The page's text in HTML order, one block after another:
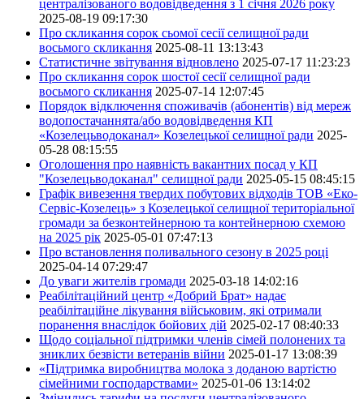
централізованого водовідведення з 1 січня 2026 року
2025-08-19 09:17:30
Про скликання сорок сьомої сесії селищної ради
восьмого скликання 2025-08-11 13:13:43
Статистичне звітування відновлено 2025-07-17 11:23:23
Про скликання сорок шостої сесії селищної ради
восьмого скликання 2025-07-14 12:07:45
Порядок відключення споживачів (абонентів) від мереж
водопостачаннята/або водовідведення КП
«Козелецьводоканал» Козелецької селищної ради 2025-
05-28 08:15:55
Оголошення про наявність вакантних посад у КП
"Козелецьводоканал" селищної ради 2025-05-15 08:45:15
Графік вивезення твердих побутових відходів ТОВ «Еко-
Сервіс-Козелець» з Козелецької селищної територіальної
громади за безконтейнерною та контейнерною схемою
на 2025 рік 2025-05-01 07:47:13
Про встановлення поливального сезону в 2025 році
2025-04-14 07:29:47
До уваги жителів громади 2025-03-18 14:02:16
Реабілітаційний центр «Добрий Брат» надає
реабілітаційне лікування військовим, які отримали
поранення внаслідок бойових дій 2025-02-17 08:40:33
Щодо соціальної підтримки членів сімей полонених та
зниклих безвісти ветеранів війни 2025-01-17 13:08:39
«Підтримка виробництва молока з доданою вартістю
сімейними господарствами» 2025-01-06 13:14:02